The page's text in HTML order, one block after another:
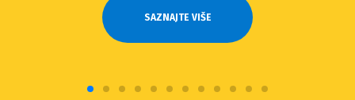
SAZNAJTE VIŠE